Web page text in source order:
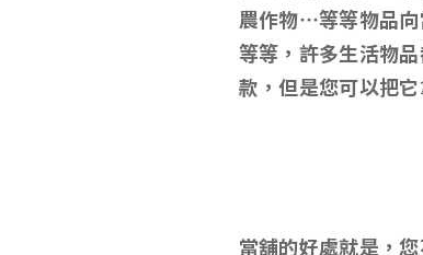
農作物…等等物品
等等，許多生活物
款，但是您可以把
當舖的好處就是，